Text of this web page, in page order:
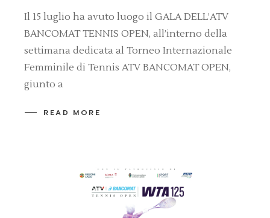
Il 15 luglio ha avuto luogo il GALA DELL’ATV
BANCOMAT TENNIS OPEN, all’interno della
settimana dedicata al Torneo Internazionale
Femminile di Tennis ATV BANCOMAT OPEN,
giunto a
READ MORE